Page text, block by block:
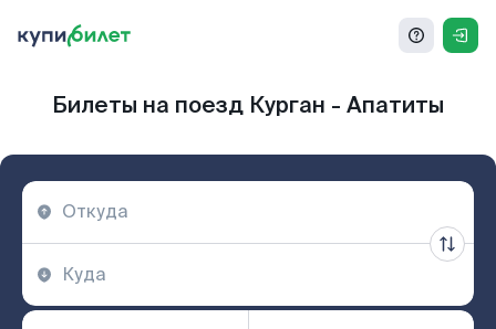
Билеты на поезд Курган - Апатиты